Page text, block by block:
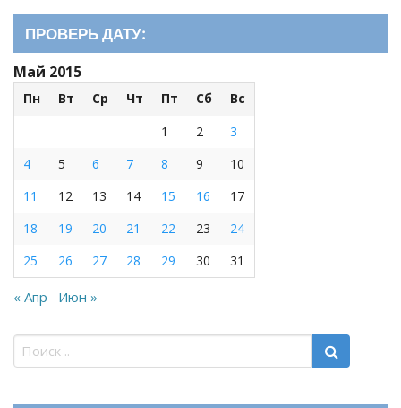
ПРОВЕРЬ ДАТУ:
Май 2015
Пн Вт Ср Чт Пт Сб
Вс
1
2
3
4
5 6 7 8 9
10
11
12 13 14 15 16
17
18
19 20 21 22 23
24
25
26 27 28 29 30 31
« Апр Июн »